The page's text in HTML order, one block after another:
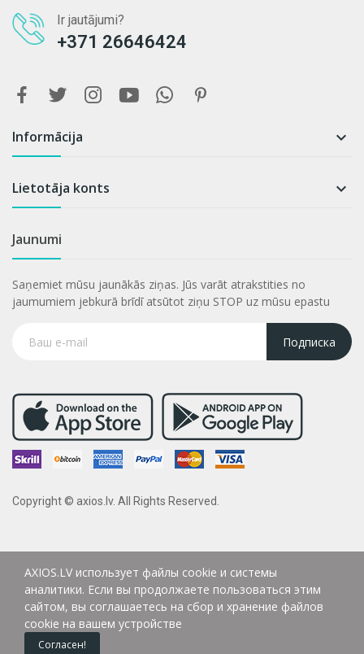
Ir jautājumi?
+371 26646424
Informācija 
Lietotāja konts 
Jaunumi
Saņemiet mūsu jaunākās ziņas. Jūs varāt atrakstities no
jaumumiem jebkurā brīdī atsūtot ziņu STOP uz mūsu epastu
Подписка
Copyright © axios.lv. All Rights Reserved.
AXIOS.LV использует файлы cookie и системы
аналитики. Если вы продолжаете пользоваться этим
сайтом, вы соглашаетесь на сбор и хранение файлов
cookie на вашем устройстве
Согласен!